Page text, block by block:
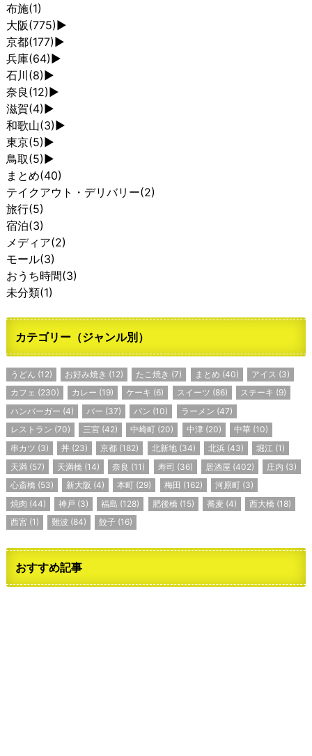
布施(1)
大阪(775)►
京都(177)►
兵庫(64)►
石川(8)►
奈良 (12)►
滋賀(4)►
和歌山(3)►
東京(5)►
鳥取(5)►
まとめ(40)
テイクアウト・デリバリー(2)
旅行(5)
宿泊(3)
メディア(2)
モール(3)
おうち時間(3)
未分類(1)
カテゴリー（ジャンル別）
うどん (12) お好み焼き (12) たこ焼き (7) まとめ (40) アイス (3)
カフェ (230) カレー (19) ケーキ (6) スイーツ (86) ステーキ (9)
ハンバーガー (4) バー (37) パン (10) ラーメン (47)
レストラン (70) 三宮 (42) 中崎町 (20) 中津(20) 中華(10)
串カツ (3) 丼 (23) 京都 (182) 北新地(34) 北浜(43) 堀江 (1)
天満 (57) 天満橋 (14) 奈良 (11) 寿司 (36) 居酒屋 (402) 庄内 (3)
心斎橋 (53) 新大阪 (4) 本町 (29) 梅田 (162) 河原町 (3)
焼肉 (44) 神戸 (3) 福島 (128) 肥後橋 (15) 蕎麦(4) 西大橋 (18)
西宮(1) 難波 (84) 餃子 (16)
おすすめ記事